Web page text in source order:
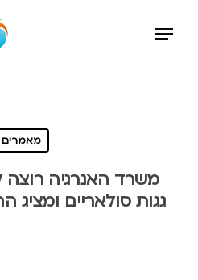
Menu
מאמרים
גגות סולאריים